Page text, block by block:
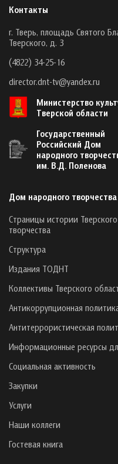
Контакты
г. Тверь, площадь Святого
Тверского, д. 3
(4822) 34-25-16
director.dnt-tv@yandex.ru
Министерство
Тверской области
Государственный
Российский Дом
народного
им. В.Д. Поленова
Дом народного творчества
Страницы истории
творчества
Структура
Издания ТОДНТ
Коллективы Тверского
Антикоррупционная
Антитеррористическая
Информационные ресурсы
Социальная активность
Закупки
Услуги
Наши коллеги
Гостевая книга